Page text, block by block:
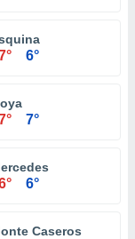
6°
7°
6°
Caseros